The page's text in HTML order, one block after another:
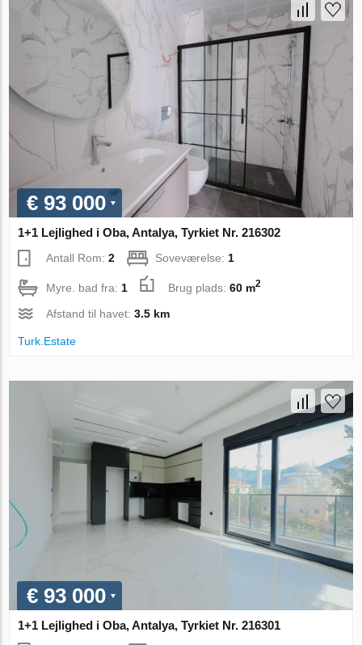
€ 93 000
1+1 Lejlighed i Oba, Antalya, Tyrkiet Nr. 216302
Antall Rom:2 Soveværelse:1
Myre. bad fra: 1 Brug plads:60 m2
Afstand til havet:3.5 km
Turk.Estate
€ 93 000
1+1 Lejlighed i Oba, Antalya, Tyrkiet Nr. 216301